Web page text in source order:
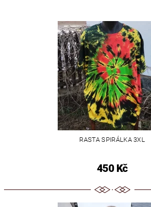
RASTA SPIRÁLKA 3XL
450 Kč